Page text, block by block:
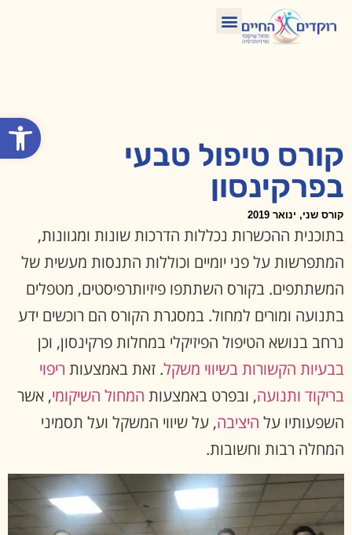
קורס טיפול טבעי
בפרקינסון
קורס שני, ינואר 2019
בתוכנית ההכשרות נכללות הדרכות שונות ומגוונות,
המתפרשות על פני יומיים וכוללות התנסות מעשית של
המשתתפים. בקורס השתתפו פיזיותרפיסטים, מטפלים
בתנועה ומורים למחול. במסגרת הקורס הם רוכשים ידע
נרחב בנושא הטיפול הפיזיקלי במחלות פרקינסון, וכן
בבעיות הקשורות בשיווי משקל. זאת באמצעות ריפוי
בריקוד ותנועה, ובפרט באמצעות המחול השיקומי, אשר
השפעותיו על היציבה, על שיווי המשקל ועל תסמיני
המחלה רבות וחשובות.
פתח